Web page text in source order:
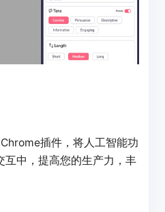
插件，将人工智能功
互中，提高您的生产力，丰